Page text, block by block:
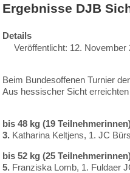
Ergebnisse DJB
Details
Veröffentlicht: 12. November
Beim Bundesoffenen Turnier
Aus hessischer Sicht
bis 48 kg (19
3.Katharina Keltjens, 1. JC
bis 52 kg (25
5.Franziska Lomb, 1. Fuldaer